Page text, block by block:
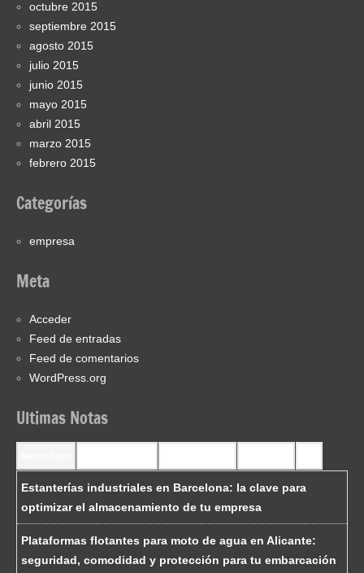
octubre 2015
septiembre 2015
agosto 2015
julio 2015
junio 2015
mayo 2015
abril 2015
marzo 2015
febrero 2015
Categorías
empresa
Meta
Acceder
Feed de entradas
Feed de comentarios
WordPress.org
Ultimas Notas
Estanterías industriales en Barcelona: la clave para
optimizar el almacenamiento de tu empresa
Plataformas flotantes para moto de agua en Alicante:
seguridad, comodidad y protección para tu embarcación